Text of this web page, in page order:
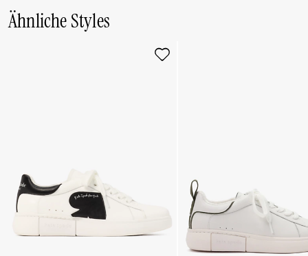
Ähnliche Styles